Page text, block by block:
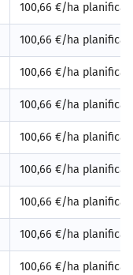
100,66 €/ha planificat
100,66 €/ha planificat
100,66 €/ha planificat
100,66 €/ha planificat
100,66 €/ha planificat
100,66 €/ha planificat
100,66 €/ha planificat
100,66 €/ha planificat
100,66 €/ha planificat